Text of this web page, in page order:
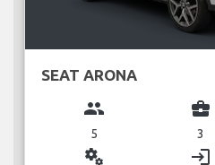
SEAT ARONA
group
5
business_center
3
miscellaneous_services login